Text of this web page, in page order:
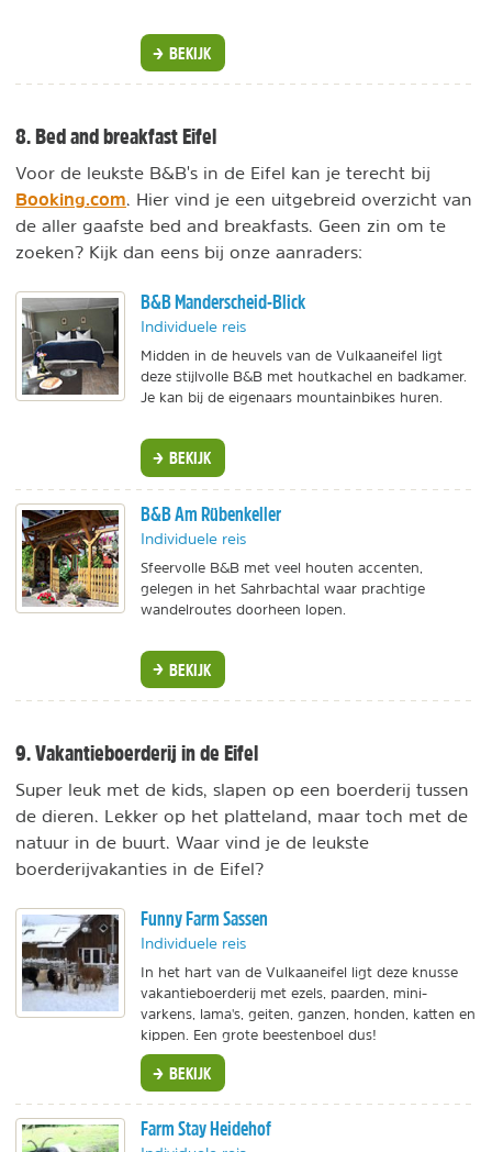
BEKIJK
8. Bed and breakfast Eifel
Voor de leukste B&B's in de Eifel kan je terecht bij
Booking.com. Hier vind je een uitgebreid overzicht van
de aller gaafste bed and breakfasts. Geen zin om te
zoeken? Kijk dan eens bij onze aanraders:
B&B Manderscheid-Blick
Individuele reis
Midden in de heuvels van de Vulkaaneifel ligt
deze stijlvolle B&B met houtkachel en badkamer.
Je kan bij de eigenaars mountainbikes huren.
BEKIJK
B&B Am Rübenkeller
Individuele reis
Sfeervolle B&B met veel houten accenten,
gelegen in het Sahrbachtal waar prachtige
wandelroutes doorheen lopen.
BEKIJK
9. Vakantieboerderij in de Eifel
Super leuk met de kids, slapen op een boerderij tussen
de dieren. Lekker op het platteland, maar toch met de
natuur in de buurt. Waar vind je de leukste
boerderijvakanties in de Eifel?
Funny Farm Sassen
Individuele reis
In het hart van de Vulkaaneifel ligt deze knusse
vakantieboerderij met ezels, paarden, mini-
varkens, lama's, geiten, ganzen, honden, katten en
kippen. Een grote beestenboel dus!
BEKIJK
Farm Stay Heidehof